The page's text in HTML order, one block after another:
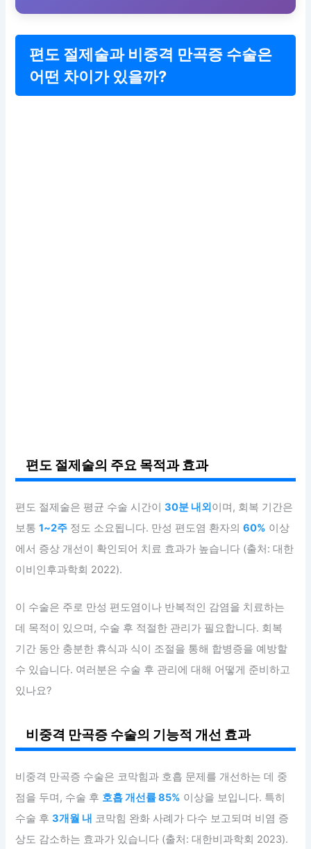
편도 절제술과 비중격 만곡증 수술은
어떤 차이가 있을까?
편도 절제술의 주요 목적과 효과
편도 절제술은 평균 수술 시간이30분 내외이며, 회복 기간은
보통1~2주 정도 소요됩니다. 만성 편도염 환자의60% 이상
에서 증상 개선이 확인되어 치료 효과가 높습니다 (출처: 대한
이비인후과학회 2022).
이 수술은 주로 만성 편도염이나 반복적인 감염을 치료하는
데 목적이 있으며, 수술 후 적절한 관리가 필요합니다. 회복
기간 동안 충분한 휴식과 식이 조절을 통해 합병증을 예방할
수 있습니다. 여러분은 수술 후 관리에 대해 어떻게 준비하고
있나요?
비중격 만곡증 수술의 기능적 개선 효과
비중격 만곡증 수술은 코막힘과 호흡 문제를 개선하는 데 중
점을 두며, 수술 후 호흡 개선률 85% 이상을 보입니다. 특히
수술 후3개월 내 코막힘 완화 사례가 다수 보고되며 비염 증
상도 감소하는 효과가 있습니다 (출처: 대한비과학회 2023).